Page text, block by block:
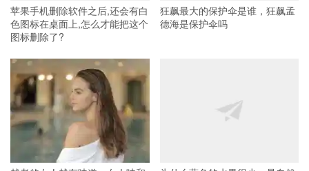
苹果手机删除软件之后,还会有白
色图标在桌面上,怎么才能把这个
图标删除了?
狂飙最大的保护伞是谁，狂飙孟
德海是保护伞吗